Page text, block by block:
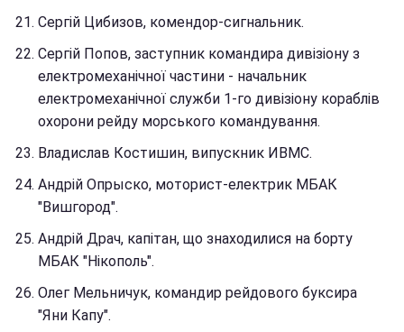
Сергій Цибизов, комендор-сигнальник.
Сергій Попов, заступник командира дивізіону з
електромеханічної частини - начальник
електромеханічної служби 1-го дивізіону кораблів
охорони рейду морського командування.
Владислав Костишин, випускник ИВМС.
Андрій Опрыско, моторист-електрик МБАК
"Вишгород".
Андрій Драч, капітан, що знаходилися на борту
МБАК "Нікополь".
Олег Мельничук, командир рейдового буксира
"Яни Капу".